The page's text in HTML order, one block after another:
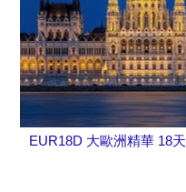
EUR18D 大歐洲精華 18天